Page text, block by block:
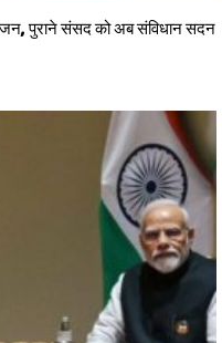
पुराने संसद को अब संविधान सदन